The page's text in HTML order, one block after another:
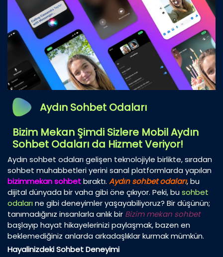
Aydın Sohbet Odaları
Bizim Mekan Şimdi Sizlere Mobil Aydın
Sohbet Odaları da Hizmet Veriyor!
Aydın sohbet odaları gelişen teknolojiyle birlikte, sıradan
sohbet muhabbetleri yerini sanal platformlarda yapılan
bizimmekan sohbetbıraktı. Aydın sohbet odaları, bu
dijital dünyada bir vaha gibi öne çıkıyor. Peki, busohbet
odalarıne gibi deneyimler yaşayabiliyoruz? Bir düşünün;
tanımadığınız insanlarla anlık bir Bizim mekan sohbet
başlayıp hayat hikayelerinizi paylaşmak, bazen en
beklemediğiniz anlarda arkadaşlıklar kurmak mümkün.
Hayalinizdeki Sohbet Deneyimi